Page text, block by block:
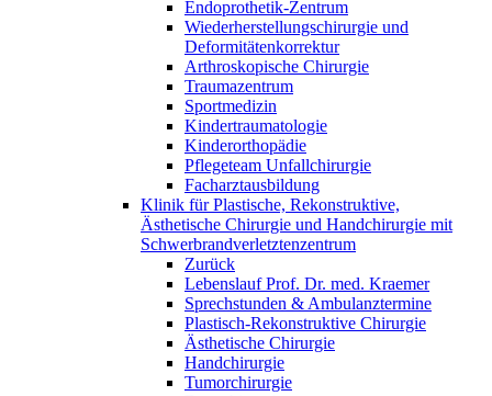
Endoprothetik-Zentrum
Wiederherstellungschirurgie und
Deformitätenkorrektur
Arthroskopische Chirurgie
Traumazentrum
Sportmedizin
Kindertraumatologie
Kinderorthopädie
Pflegeteam Unfallchirurgie
Facharztausbildung
Klinik für Plastische, Rekonstruktive,
Ästhetische Chirurgie und Handchirurgie mit
Schwerbrandverletztenzentrum
Zurück
Lebenslauf Prof. Dr. med. Kraemer
Sprechstunden & Ambulanztermine
Plastisch-Rekonstruktive Chirurgie
Ästhetische Chirurgie
Handchirurgie
Tumorchirurgie